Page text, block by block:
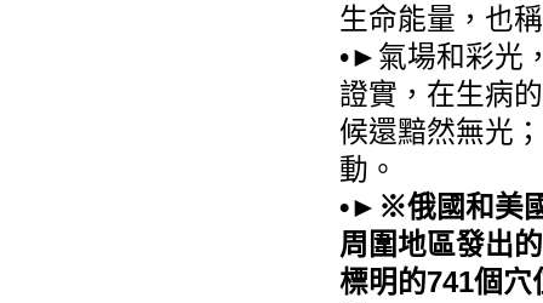
生命能量，也
•►氣場和彩光
證實，在生病
候還黯然無光
動。
•►※俄國和美
周圍地區發出
標明的741個穴